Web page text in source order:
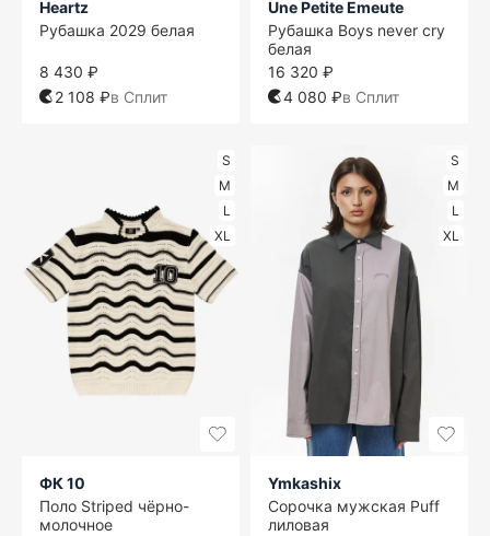
Heartz
Рубашка 2029 белая
8 430 ₽
2 108 ₽в Сплит
Une Petite Emeute
Рубашка Boys never cry
белая
16 320 ₽
4 080 ₽в Сплит
S
M
L
XL
ФК 10
Поло Striped чёрно-
молочное
S
M
L
XL
Ymkashix
Сорочка мужская Puff
лиловая